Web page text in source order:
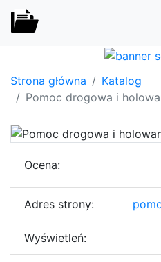
Strona główna
Katalog
Pomoc drogowa i
Ocena:
Adres strony:
Wyświetleń: